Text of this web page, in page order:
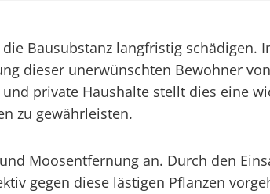
Bausubstanz langfristig schädigen.
dieser unerwünschten Bewohner von
private Haushalte stellt dies eine
zu gewährleisten.
Moosentfernung an. Durch den
gegen diese lästigen Pflanzen